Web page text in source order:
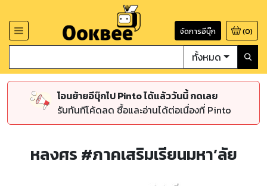
จัดการอีบุ๊ก (0)
ทั้งหมด
โอนย้ายอีบุ๊กไป Pinto ได้แล้ววันนี้ กดเลย
รับทันทีโค้ดลด ซื้อและอ่านได้ต่อเนื่องที่ Pinto
หลงศร #ภาคเสริมเรียนมหา’ลัย